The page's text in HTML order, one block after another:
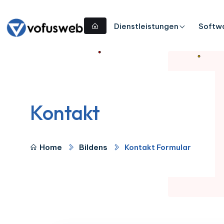
Dienstleistungen
Kontakt
Home Bildens Kontakt Formular